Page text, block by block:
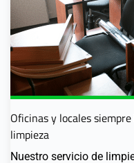
Oficinas y locales
limpieza
Nuestro servicio de